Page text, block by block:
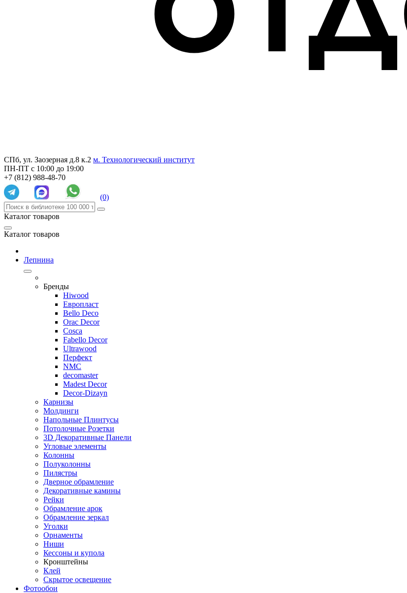
СПб, ул. Заозерная д.8 к.2 м. Технологический институт
ПН-ПТ с 10:00 до 19:00
+7 (812) 988-48-70
(0)
Каталог товаров
Каталог товаров
Лепнина
Бренды
Hiwood
Европласт
Bello Deco
Orac Decor
Cosca
Fabello Decor
Ultrawood
Перфект
NMC
decomaster
Madest Decor
Decor-Dizayn
Карнизы
Молдинги
Напольные Плинтусы
Потолочные Розетки
3D Декоративные Панели
Угловые элементы
Колонны
Полуколонны
Пилястры
Дверное обрамление
Декоративные камины
Рейки
Обрамление арок
Обрамление зеркал
Уголки
Орнаменты
Ниши
Кессоны и купола
Кронштейны
Клей
Скрытое освещение
Фотообои